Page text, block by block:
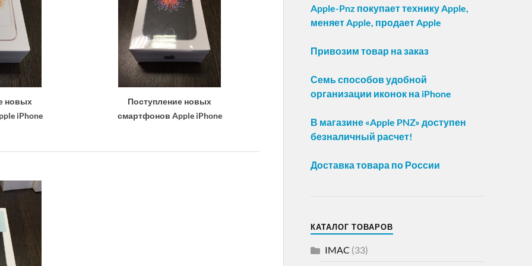
новых
iPhone
Поступление новых
смартфонов Apple iPhone
Apple-Pnz покупает технику Apple,
меняет Apple, продает Apple
Привозим товар на заказ
Семь способов удобной
организации иконок на iPhone
В магазине «Apple PNZ» доступен
безналичный расчет!
Доставка товара по России
КАТАЛОГ ТОВАРОВ
IMAC (33)